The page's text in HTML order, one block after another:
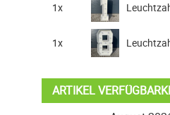
1x
1x
ARTIKEL